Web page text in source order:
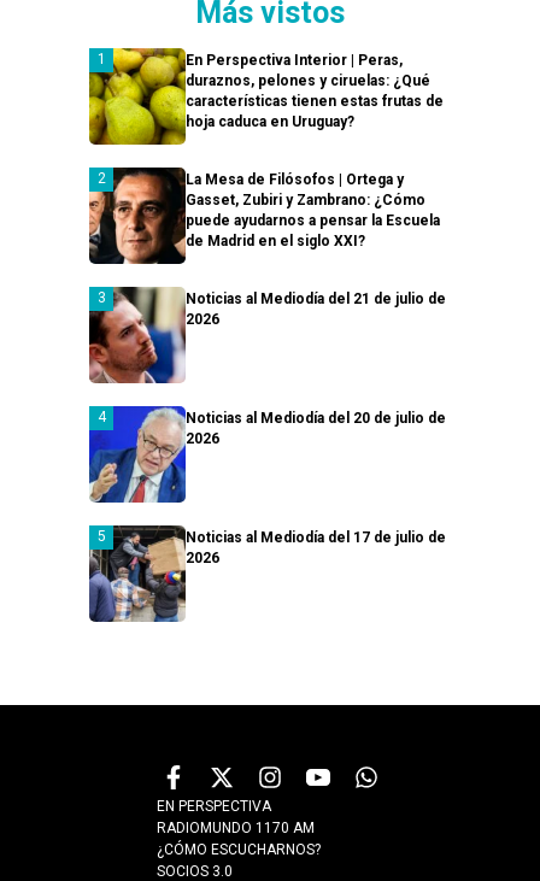
Más vistos
En Perspectiva Interior | Peras,
duraznos, pelones y ciruelas: ¿Qué
características tienen estas frutas de
hoja caduca en Uruguay?
La Mesa de Filósofos | Ortega y
Gasset, Zubiri y Zambrano: ¿Cómo
puede ayudarnos a pensar la Escuela
de Madrid en el siglo XXI?
Noticias al Mediodía del 21 de julio de
2026
Noticias al Mediodía del 20 de julio de
2026
Noticias al Mediodía del 17 de julio de
2026
EN PERSPECTIVA
RADIOMUNDO 1170 AM
¿CÓMO ESCUCHARNOS?
SOCIOS 3.0